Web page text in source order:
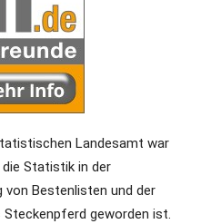
Landesamt war
Statistik in der
Bestenlisten und der
geworden ist.